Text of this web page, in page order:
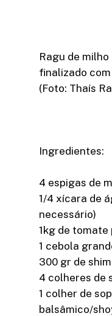
Ragu de
finalizado
(Foto: Thaís
Ingredientes:
4 espigas de
1/4 xícara de
necessário)
1kg de tomate
1 cebola
300 gr de
4 colheres de
1 colher de
balsâmico/